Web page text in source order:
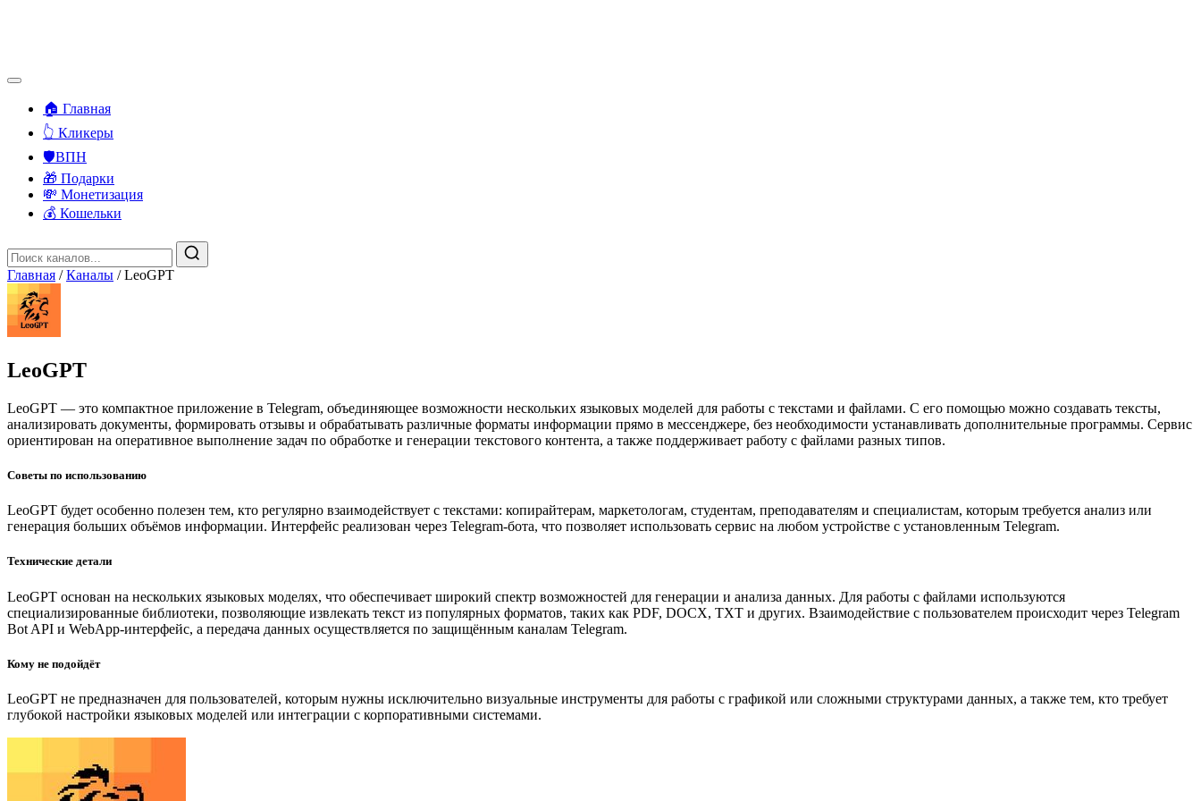
🏠 Главная
👆 Кликеры
🛡️ВПН
🎁 Подарки
💸 Монетизация
💰 Кошельки
Главная / Каналы / LeoGPT
LeoGPT
LeoGPT — это компактное приложение в Telegram, объединяющее возможности нескольких языковых моделей для работы с текстами и файлами. С его помощью можно создавать тексты,
анализировать документы, формировать отзывы и обрабатывать различные форматы информации прямо в мессенджере, без необходимости устанавливать дополнительные программы. Сервис
ориентирован на оперативное выполнение задач по обработке и генерации текстового контента, а также поддерживает работу с файлами разных типов.
Советы по использованию
LeoGPT будет особенно полезен тем, кто регулярно взаимодействует с текстами: копирайтерам, маркетологам, студентам, преподавателям и специалистам, которым требуется анализ или
генерация больших объёмов информации. Интерфейс реализован через Telegram-бота, что позволяет использовать сервис на любом устройстве с установленным Telegram.
Технические детали
LeoGPT основан на нескольких языковых моделях, что обеспечивает широкий спектр возможностей для генерации и анализа данных. Для работы с файлами используются
специализированные библиотеки, позволяющие извлекать текст из популярных форматов, таких как PDF, DOCX, TXT и других. Взаимодействие с пользователем происходит через Telegram
Bot API и WebApp-интерфейс, а передача данных осуществляется по защищённым каналам Telegram.
Кому не подойдёт
LeoGPT не предназначен для пользователей, которым нужны исключительно визуальные инструменты для работы с графикой или сложными структурами данных, а также тем, кто требует
глубокой настройки языковых моделей или интеграции с корпоративными системами.